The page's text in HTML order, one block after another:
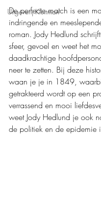
Uitgeverij Kluitman
De perfecte match is een
indringende en
roman. Jody Hedlund
sfeer, gevoel en weet het
daadkrachtige
neer te zetten. Bij deze
waan je je in 1849,
getrakteerd wordt op een
verrassend en mooi
weet Jody Hedlund je ook
de politiek en de epidemie